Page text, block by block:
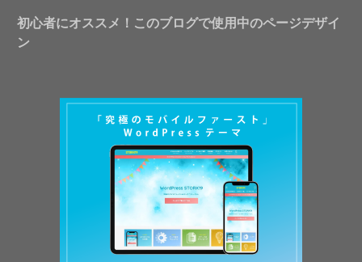
初心者にオススメ！このブログで使用中のページデザイ
ン